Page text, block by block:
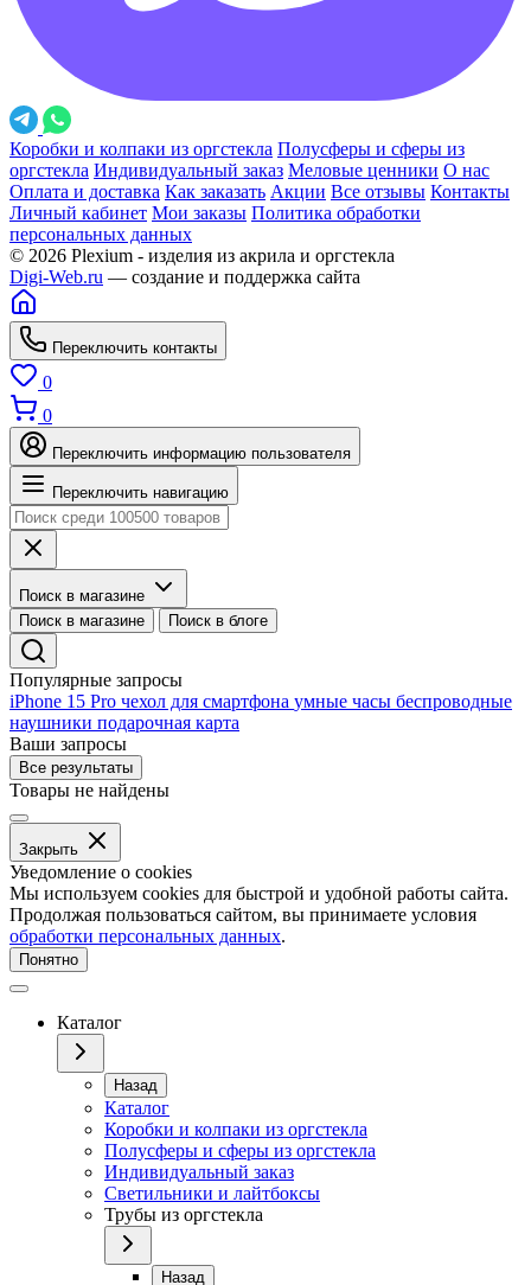
Коробки и колпаки из оргстекла Полусферы и сферы из
оргстекла Индивидуальный заказ Меловые ценники О нас
Оплата и доставка Как заказать Акции Все отзывы Контакты
Личный кабинет Мои заказы Политика обработки
персональных данных
© 2026 Plexium - изделия из акрила и оргстекла
Digi-Web.ru — создание и поддержка сайта
Переключить контакты
0
0
Переключить информацию пользователя
Переключить навигацию
Поиск в магазине
Поиск в магазине
Поиск в блоге
Популярные запросы
iPhone 15 Pro чехол для смартфона умные часы беспроводные
наушники подарочная карта
Ваши запросы
Все результаты
Товары не найдены
Закрыть
Уведомление о cookies
Мы используем cookies для быстрой и удобной работы сайта.
Продолжая пользоваться сайтом, вы принимаете условия
обработки персональных данных.
Понятно
Каталог
Назад
Каталог
Коробки и колпаки из оргстекла
Полусферы и сферы из оргстекла
Индивидуальный заказ
Светильники и лайтбоксы
Трубы из оргстекла
Назад